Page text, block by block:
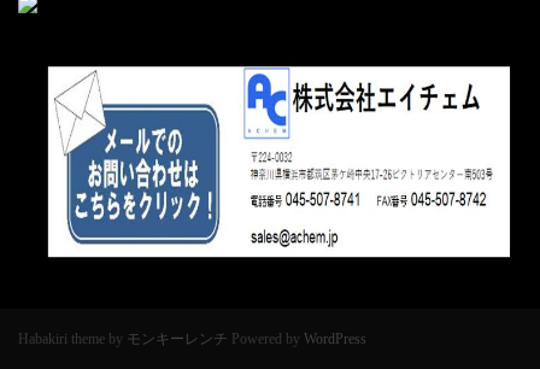
Habakiri theme by モンキーレンチ Powered by WordPress